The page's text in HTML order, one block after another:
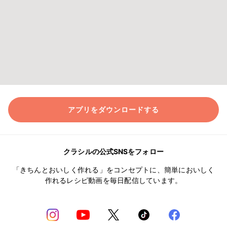
アプリをダウンロードする
クラシルの公式SNSをフォロー
「きちんとおいしく作れる」をコンセプトに、簡単においしく
作れるレシピ動画を毎日配信しています。